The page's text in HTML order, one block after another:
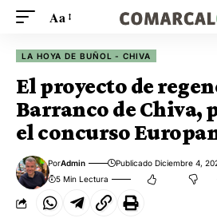
Aa
LA HOYA DE BUÑOL - CHIVA
El proyecto de
Barranco de Chiva,
el concurso
PorAdmin Publicado Diciembre 4,
5 Min Lectura